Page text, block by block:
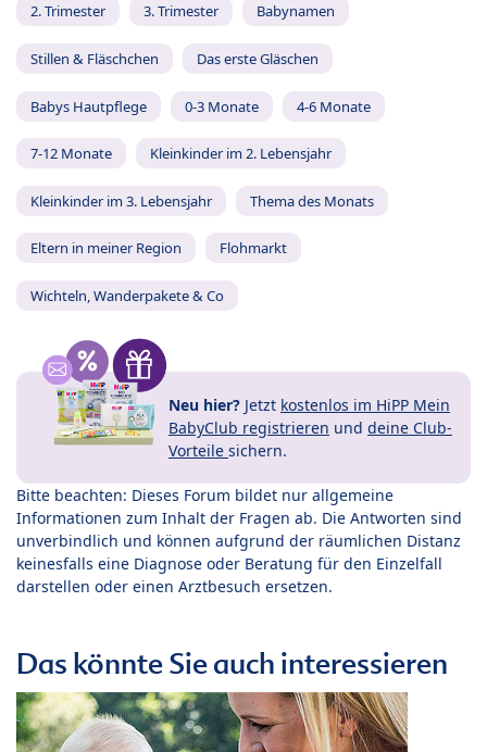
2. Trimester 3. Trimester Babynamen
Stillen & Fläschchen Das erste Gläschen
Babys Hautpflege 0-3 Monate 4-6 Monate
7-12 Monate Kleinkinder im 2. Lebensjahr
Kleinkinder im 3. Lebensjahr Thema des Monats
Eltern in meiner Region Flohmarkt
Wichteln, Wanderpakete & Co
Neu hier? Jetzt kostenlos im HiPP Mein
BabyClub registrieren und deine Club-
Vorteile sichern.
Bitte beachten: Dieses Forum bildet nur allgemeine
Informationen zum Inhalt der Fragen ab. Die Antworten sind
unverbindlich und können aufgrund der räumlichen Distanz
keinesfalls eine Diagnose oder Beratung für den Einzelfall
darstellen oder einen Arztbesuch ersetzen.
Das könnte Sie auch interessieren